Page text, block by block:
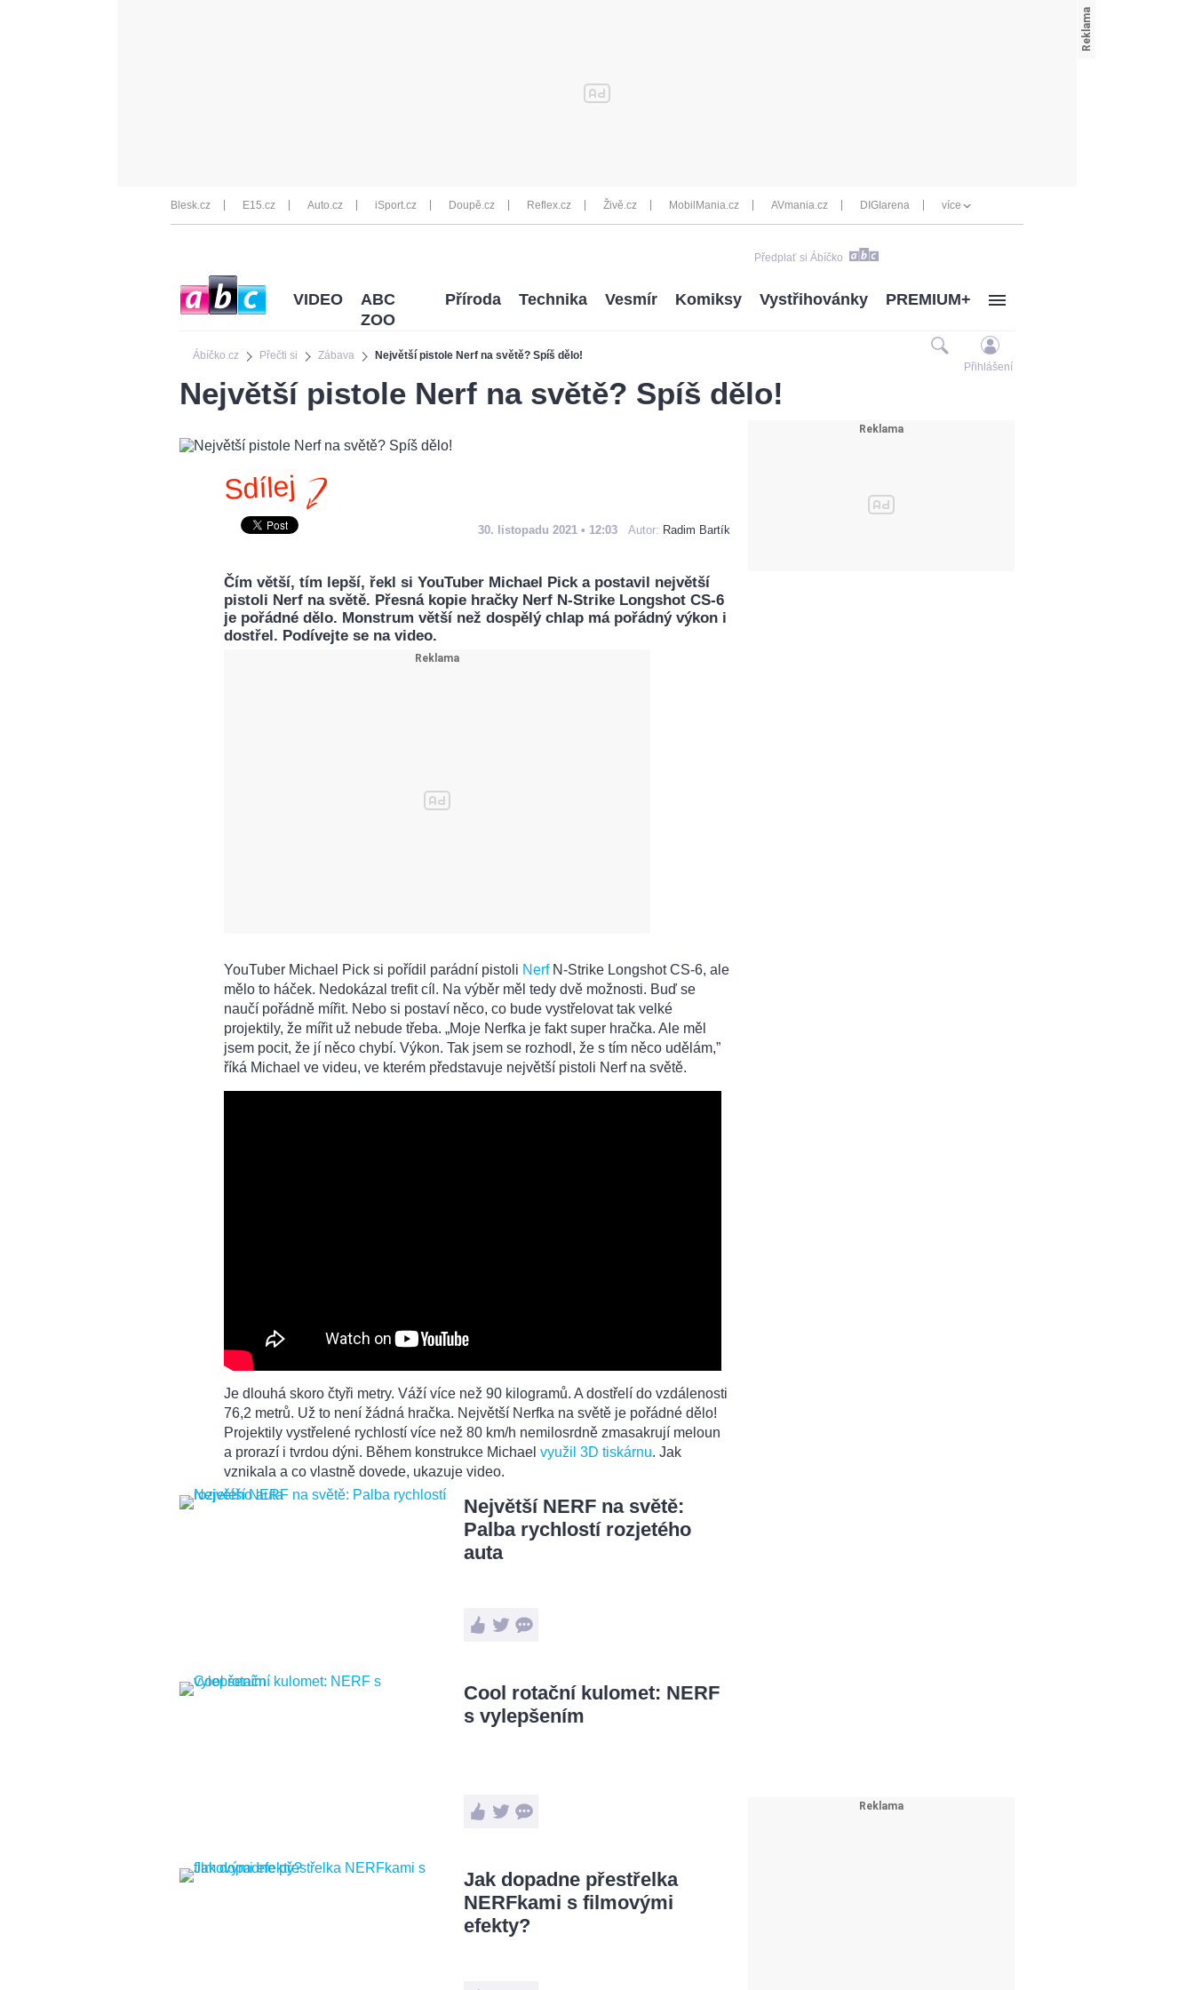
Blesk.cz E15.cz Auto.cz iSport.cz Doupě.cz Reflex.cz Živě.cz MobilMania.cz AVmania.cz DIGIarena více
Předplať si Ábíčko
Ábíčko.cz Přečti si Zábava Největší pistole Nerf na světě? Spíš dělo!
VIDEO
ABC
ZOO
Příroda Technika Vesmír Komiksy Vystřihovánky PREMIUM+
Přihlášení
Největší pistole Nerf na světě? Spíš dělo!
Sdílej
30. listopadu 2021 • 12:03 Autor: Radim Bartík
Čím větší, tím lepší, řekl si YouTuber Michael Pick a postavil největší
pistoli Nerf na světě. Přesná kopie hračky Nerf N-Strike Longshot CS-6
je pořádné dělo. Monstrum větší než dospělý chlap má pořádný výkon i
dostřel. Podívejte se na video.
YouTuber Michael Pick si pořídil parádní pistoli NerfN-Strike Longshot CS-6, ale
mělo to háček. Nedokázal trefit cíl. Na výběr měl tedy dvě možnosti. Buď se
naučí pořádně mířit. Nebo si postaví něco, co bude vystřelovat tak velké
projektily, že mířit už nebude třeba. „Moje Nerfka je fakt super hračka. Ale měl
jsem pocit, že jí něco chybí. Výkon. Tak jsem se rozhodl, že s tím něco udělám,”
říká Michael ve videu, ve kterém představuje největší pistoli Nerf na světě.
Je dlouhá skoro čtyři metry. Váží více než 90 kilogramů. A dostřelí do vzdálenosti
76,2 metrů. Už to není žádná hračka. Největší Nerfka na světě je pořádné dělo!
Projektily vystřelené rychlostí více než 80 km/h nemilosrdně zmasakrují meloun
a prorazí i tvrdou dýni. Během konstrukce Michael využil 3D tiskárnu. Jak
vznikala a co vlastně dovede, ukazuje video.
Největší NERF na světě:
Palba rychlostí rozjetého
auta
Cool rotační kulomet: NERF
s vylepšením
Jak dopadne přestřelka
NERFkami s filmovými
efekty?